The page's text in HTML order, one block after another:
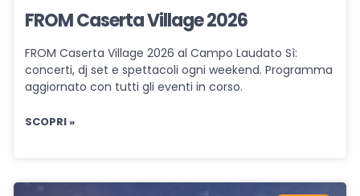
FROM Caserta Village 2026
FROM Caserta Village 2026 al Campo Laudato Sì:
concerti, dj set e spettacoli ogni weekend. Programma
aggiornato con tutti gli eventi in corso.
SCOPRI »